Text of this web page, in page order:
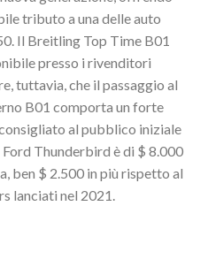
tributo a una delle auto
Il Breitling Top Time B01
presso i rivenditori
tuttavia, che il passaggio al
B01 comporta un forte
al pubblico iniziale
Thunderbird è di $ 8.000
ben $ 2.500 in più rispetto al
lanciati nel 2021.